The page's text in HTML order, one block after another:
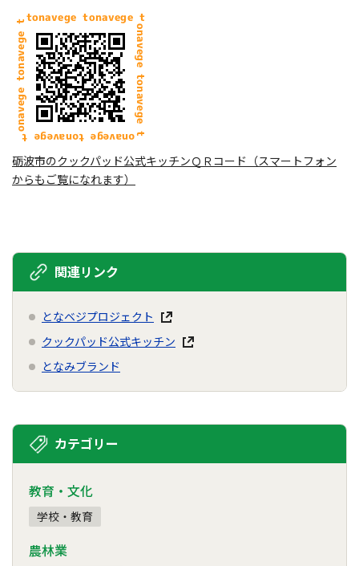
砺波市のクックパッド公式キッチンＱＲコード（スマートフォン
からもご覧になれます）
関連リンク
となベジプロジェクト
クックパッド公式キッチン
となみブランド
カテゴリー
教育・文化
学校・教育
農林業